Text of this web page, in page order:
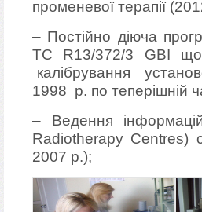
променевої терапії
– Постійно діюча
ТС R13/372/3 GBI
калібрування
1998 р. по теперішній
– Ведення
Radiotherapy Centres)
2007 р.);